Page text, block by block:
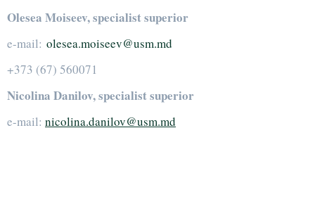
Olesea Moiseev, specialist superior
e-mail: olesea.moiseev@usm.md
+373 (67) 560071
Nicolina Danilov, specialist superior
e-mail: nicolina.danilov@usm.md